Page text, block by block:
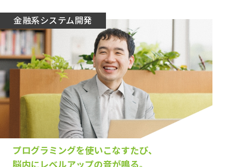
金融系システム開発
プログラミングを使いこなすたび、
脳内にレベルアップの音が鳴る。